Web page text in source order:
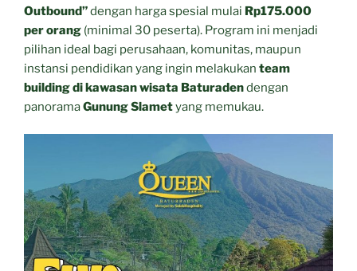
Outbound”dengan harga spesial mulai Rp175.000
per orang (minimal 30 peserta). Program ini menjadi
pilihan ideal bagi perusahaan, komunitas, maupun
instansi pendidikan yang ingin melakukan team
building di kawasan wisata Baturadendengan
panoramaGunung Slametyang memukau.